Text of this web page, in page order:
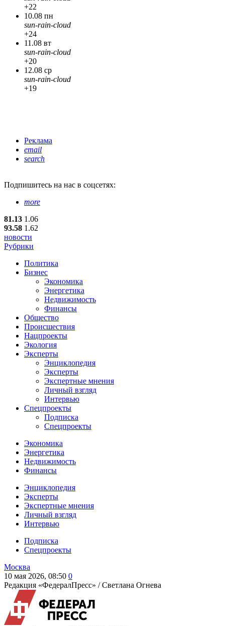
+22
10.08 пн
sun-rain-cloud
+24
11.08 вт
sun-rain-cloud
+20
12.08 ср
sun-rain-cloud
+19
Реклама
email
search
Подпишитесь на нас в соцсетях:
more
81.13 1.06
93.58 1.62
новости
Рубрики
Политика
Бизнес
Экономика
Энергетика
Недвижимость
Финансы
Общество
Происшествия
Нацпроекты
Экология
Эксперты
Энциклопедия
Эксперты
Экспертные мнения
Личный взгляд
Интервью
Спецпроекты
Подписка
Спецпроекты
Экономика
Энергетика
Недвижимость
Финансы
Энциклопедия
Эксперты
Экспертные мнения
Личный взгляд
Интервью
Подписка
Спецпроекты
Москва
10 мая 2026, 08:50 0
Редакция «ФедералПресс» /Светлана Огнева